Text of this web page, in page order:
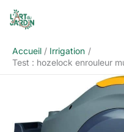
Aller
Accueil
Irrigation
Test : hozelock enrouleur
Rechercher